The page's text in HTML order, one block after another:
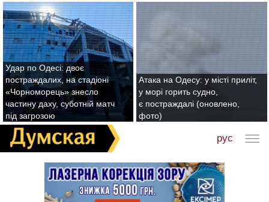
Удар по Одесі: двоє
постраждалих, на стадіоні
«Чорноморець» знесло
частину даху, суботній матч
під загрозою
Атака на Одесу: у місті приліт,
у морі горить судно,
є постраждалі (оновлено,
фото)
рус